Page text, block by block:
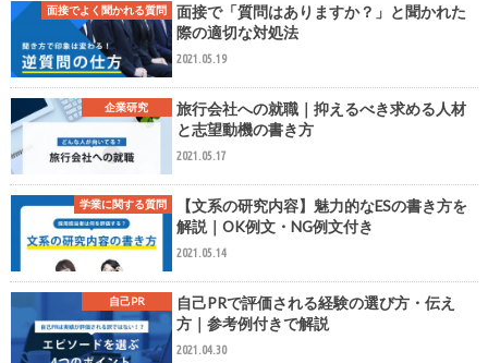
面接でよく聞かれる質問
面接で「質問はありますか？」と聞かれた
際の適切な対処法
2021.05.19
企業研究
旅行会社への就職｜抑えるべき求める人材
と志望動機の書き方
2021.05.17
学業に関する質問
【文系の研究内容】魅力的なESの書き方を
解説｜OK例文・NG例文付き
2021.05.14
自己PR
自己PRで評価される経験の選び方・伝え
方｜参考例付きで解説
2021.04.30